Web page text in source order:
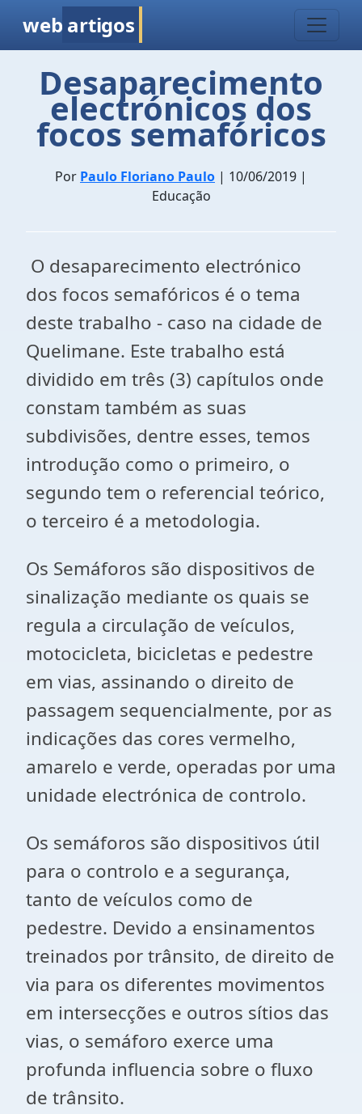
web artigos
Desaparecimento
electrónicos dos
focos semafóricos
Por Paulo Floriano Paulo | 10/06/2019 |
Educação
O desaparecimento electrónico
dos focos semafóricos é o tema
deste trabalho - caso na cidade de
Quelimane. Este trabalho está
dividido em três (3) capítulos onde
constam também as suas
subdivisões, dentre esses, temos
introdução como o primeiro, o
segundo tem o referencial teórico,
o terceiro é a metodologia.
Os Semáforos são dispositivos de
sinalização mediante os quais se
regula a circulação de veículos,
motocicleta, bicicletas e pedestre
em vias, assinando o direito de
passagem sequencialmente, por as
indicações das cores vermelho,
amarelo e verde, operadas por uma
unidade electrónica de controlo.
Os semáforos são dispositivos útil
para o controlo e a segurança,
tanto de veículos como de
pedestre. Devido a ensinamentos
treinados por trânsito, de direito de
via para os diferentes movimentos
em intersecções e outros sítios das
vias, o semáforo exerce uma
profunda influencia sobre o fluxo
de trânsito.